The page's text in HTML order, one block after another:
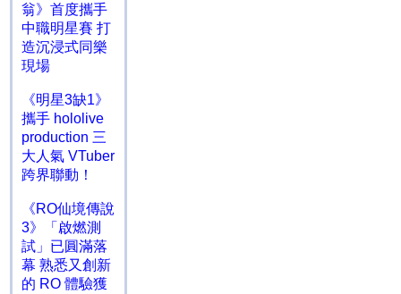
翁》首度攜手
中職明星賽 打
造沉浸式同樂
現場
《明星3缺1》
攜手 hololive
production 三
大人氣 VTuber
跨界聯動！
《RO仙境傳說
3》「啟燃測
試」已圓滿落
幕 熟悉又創新
的 RO 體驗獲